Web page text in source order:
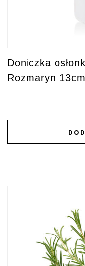
Doniczka
Rozmaryn 13cm